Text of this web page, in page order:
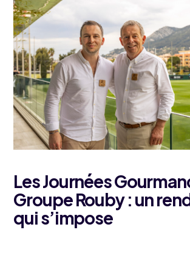
Les Journées
Groupe Rouby : un
qui s’impose